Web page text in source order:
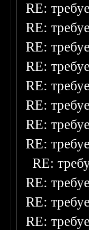
RE:
RE:
RE:
RE:
RE:
RE:
RE:
RE:
RE:
RE:
RE:
RE: